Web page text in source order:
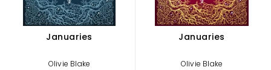
Januaries
Olivie Blake
Januaries
Olivie Blake